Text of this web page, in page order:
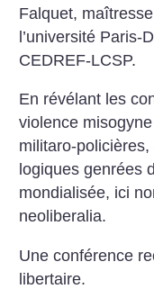
Falquet,
l’université Paris-
CEDREF-LCSP.
En révélant les
violence
militaro-
logiques genrées
mondialisée, ici
neoliberalia.
Une conférence
libertaire.